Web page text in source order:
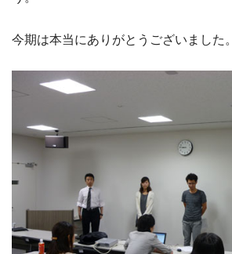
今期は本当にありがとうございました。